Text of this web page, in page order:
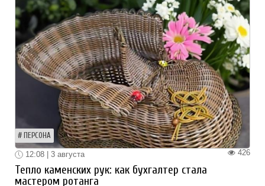
ПЕРСОНА
426
12:08 | 3 августа
Тепло каменских рук: как бухгалтер стала
мастером ротанга